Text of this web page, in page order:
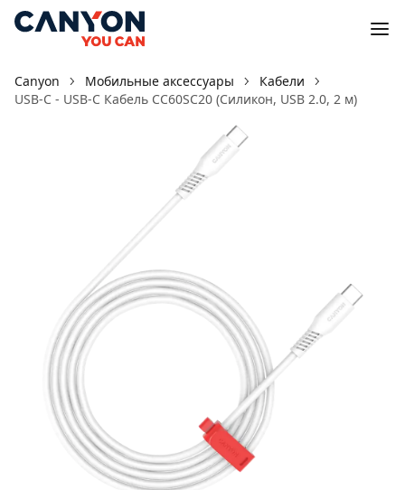
Canyon Мобильные аксессуары
Кабели
USB-C - USB-C Кабель CC60SC20 (Силикон, USB 2.0, 2 м)